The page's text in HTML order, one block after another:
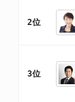
2位
3位